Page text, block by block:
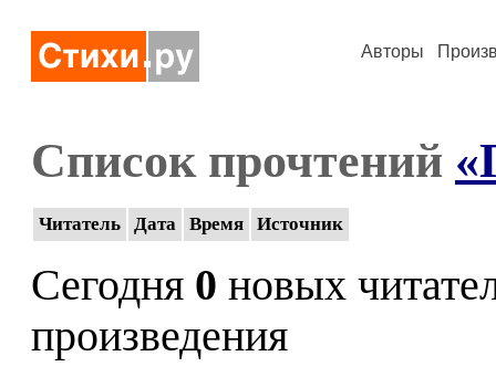
Авторы
Список прочтений
Читатель Дата Время Источник
Сегодня 0 новых
произведения